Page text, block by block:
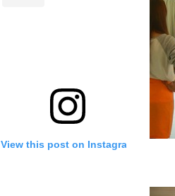
View this post on Instagram